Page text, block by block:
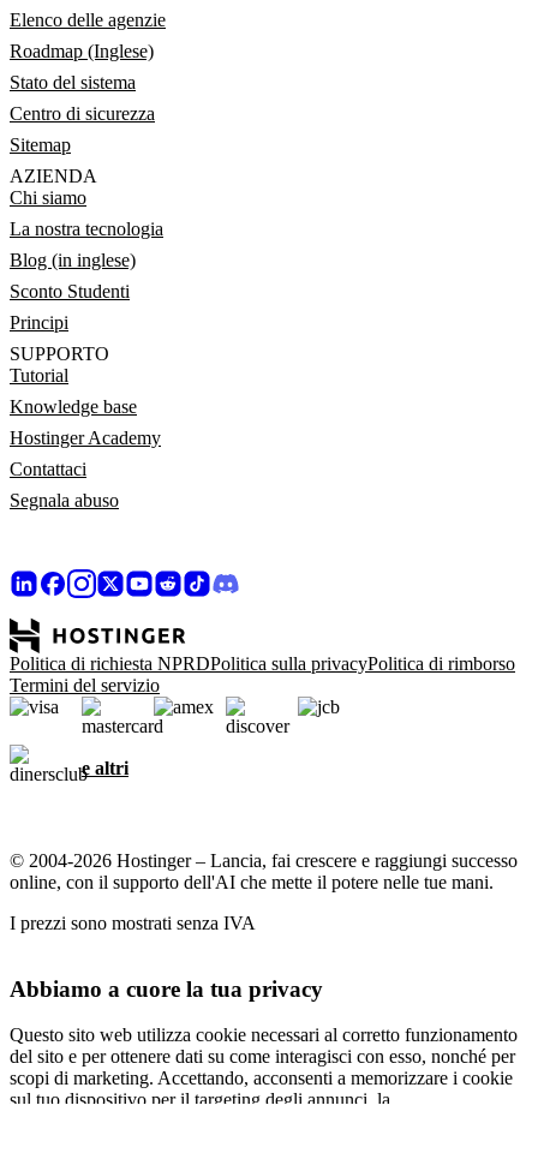
Elenco delle agenzie
Roadmap (Inglese)
Stato del sistema
Centro di sicurezza
Sitemap
AZIENDA
Chi siamo
La nostra tecnologia
Blog (in inglese)
Sconto Studenti
Principi
SUPPORTO
Tutorial
Knowledge base
Hostinger Academy
Contattaci
Segnala abuso
Politica di richiesta NPRDPolitica sulla privacyPolitica di rimborso
Termini del servizio
e altri
© 2004-2026 Hostinger – Lancia, fai crescere e raggiungi successo
online, con il supporto dell'AI che mette il potere nelle tue mani.
I prezzi sono mostrati senza IVA
Abbiamo a cuore la tua privacy
Questo sito web utilizza cookie necessari al corretto funzionamento
del sito e per ottenere dati su come interagisci con esso, nonché per
scopi di marketing. Accettando, acconsenti a memorizzare i cookie
sul tuo dispositivo per il targeting degli annunci, la